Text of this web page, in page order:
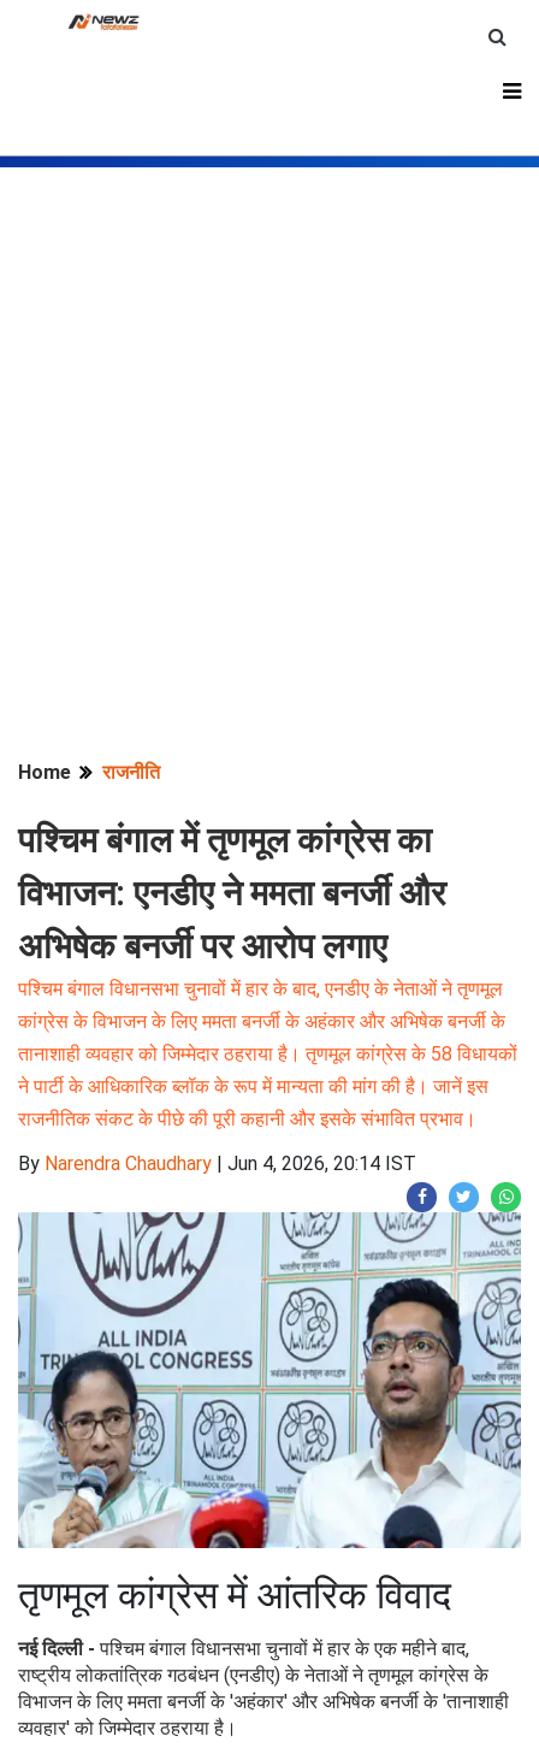
Home राजनीति
पश्चिम बंगाल में तृणमूल कांग्रेस का
विभाजन: एनडीए ने ममता बनर्जी और
अभिषेक बनर्जी पर आरोप लगाए
पश्चिम बंगाल विधानसभा चुनावों में हार के बाद, एनडीए के नेताओं ने तृणमूल
कांग्रेस के विभाजन के लिए ममता बनर्जी के अहंकार और अभिषेक बनर्जी के
तानाशाही व्यवहार को जिम्मेदार ठहराया है। तृणमूल कांग्रेस के 58 विधायकों
ने पार्टी के आधिकारिक ब्लॉक के रूप में मान्यता की मांग की है। जानें इस
राजनीतिक संकट के पीछे की पूरी कहानी और इसके संभावित प्रभाव।
By Narendra Chaudhary | Jun 4, 2026, 20:14 IST
तृणमूल कांग्रेस में आंतरिक विवाद
नई दिल्ली - पश्चिम बंगाल विधानसभा चुनावों में हार के एक महीने बाद,
राष्ट्रीय लोकतांत्रिक गठबंधन (एनडीए) के नेताओं ने तृणमूल कांग्रेस के
विभाजन के लिए ममता बनर्जी के 'अहंकार' और अभिषेक बनर्जी के 'तानाशाही
व्यवहार' को जिम्मेदार ठहराया है।